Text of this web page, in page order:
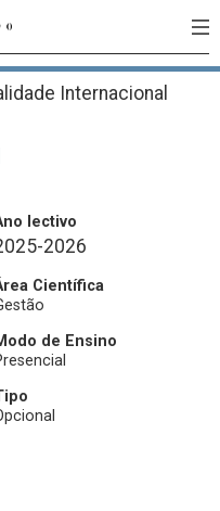
Internacional
lectivo
2026
Científica
de Ensino